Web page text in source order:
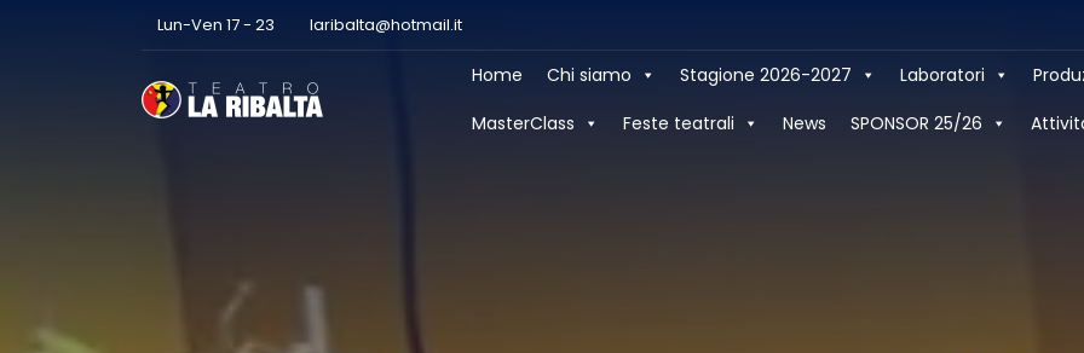
Lun-Ven 17 - 23 laribalta@hotmail.it
Home Chi siamo Stagione 2026-2027 Laboratori
MasterClass
Feste teatrali News SPONSOR 25/26